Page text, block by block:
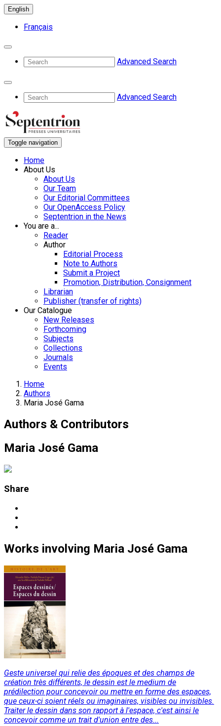
English
Français
Advanced Search
Advanced Search
Toggle navigation
Home
About Us
About Us
Our Team
Our Editorial Committees
Our OpenAccess Policy
Septentrion in the News
You are a...
Reader
Author
Editorial Process
Note to Authors
Submit a Project
Promotion, Distribution, Consignment
Librarian
Publisher (transfer of rights)
Our Catalogue
New Releases
Forthcoming
Subjects
Collections
Journals
Events
Home
Authors
Maria José Gama
Authors & Contributors
Maria José Gama
Share
Works involving Maria José Gama
Geste universel qui relie des époques et des champs de
création très différents, le dessin est le medium de
prédilection pour concevoir ou mettre en forme des espaces,
que ceux-ci soient réels ou imaginaires, visibles ou invisibles.
Traiter le dessin dans son rapport à l'espace, c'est ainsi le
concevoir comme un trait d'union entre des...